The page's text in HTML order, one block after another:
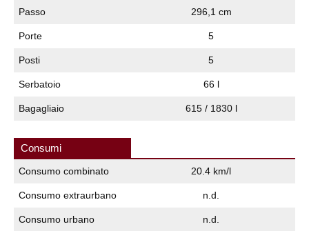
Passo 296,1 cm
Porte 5
Posti 5
Serbatoio 66 l
Bagagliaio 615 / 1830 l
Consumi
Consumo combinato 20.4 km/l
Consumo extraurbano n.d.
Consumo urbano n.d.